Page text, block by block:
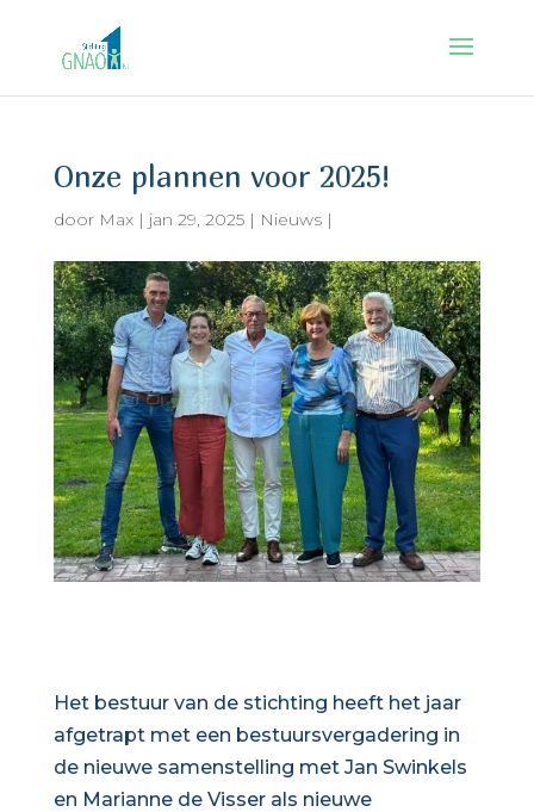
Onze plannen voor 2025!
door Max| jan 29, 2025| Nieuws|
Het bestuur van de stichting heeft het jaar
afgetrapt met een bestuursvergadering in
de nieuwe samenstelling met Jan Swinkels
en Marianne de Visser als nieuwe